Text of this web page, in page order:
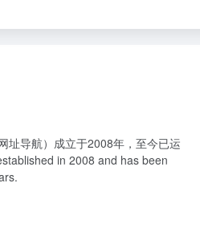
址导航）成立于2008年，至今已运
in 2008 and has been